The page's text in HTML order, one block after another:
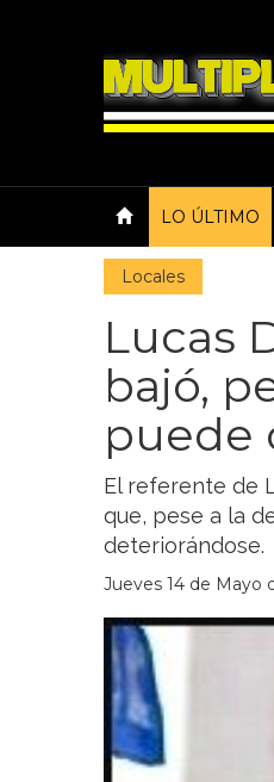
LO ÚLTIMO
Locales
Lucas
bajó,
puede
El referente de
que, pese a la
deteriorándose.
Jueves 14 de Mayo